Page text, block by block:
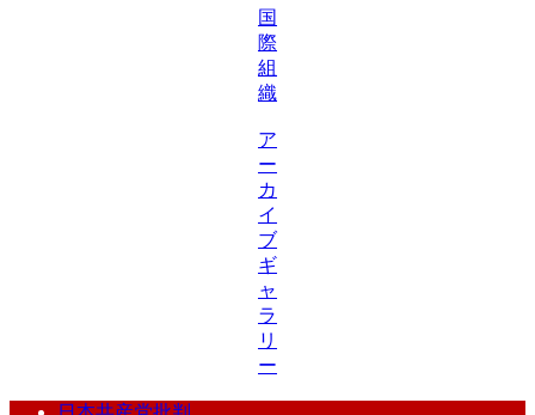
国
際
組
織
ア
ー
カ
イ
ブ
ギ
ャ
ラ
リ
ー